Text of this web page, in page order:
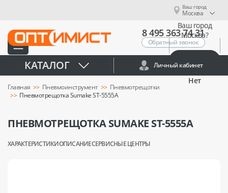
Ваш город
Москва
Ваш город
Москва?
Нет
8 495 363 74 31
Обратный звонок
КАТАЛОГ Личный кабинет
Главная Пневмоинструмент
Пневмотрещотки
Пневмотрещотка Sumake ST-5555A
ПНЕВМОТРЕЩОТКА SUMAKE ST-5555A
ХАРАКТЕРИСТИКИОПИСАНИЕСЕРВИСНЫЕ ЦЕНТРЫ